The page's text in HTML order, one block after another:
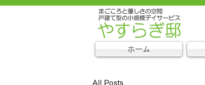
ホーム
All Posts